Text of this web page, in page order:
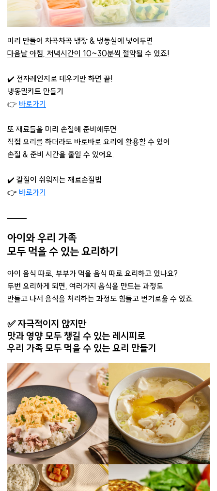
미리 만들어 차곡차곡 냉장 & 냉동실에 넣어두면
다음날 아침, 저녁시간이 10~30분씩 절약될 수 있죠!
✔️ 전자레인지로 데우기만 하면 끝!
냉동밀키트 만들기
👉 바로가기
또 재료들을 미리 손질해 준비해두면
직접 요리를 하더라도 바로바로 요리에 활용할 수 있어
손질 & 준비 시간을 줄일 수 있어요.​
✔️ 칼질이 쉬워지는 재료손질법
👉 바로가기
아이와 우리 가족
모두 먹을 수 있는 요리하기
아이 음식 따로, 부부가 먹을 음식 따로 요리하고 있나요?
두번 요리하게 되면, 여러가지 음식을 만드는 과정도
만들고 나서 음식을 처리하는 과정도 힘들고 번거로울 수 있죠.
✅ 자극적이지 않지만
맛과 영양 모두 챙길 수 있는 레시피로
우리 가족 모두 먹을 수 있는 요리 만들기